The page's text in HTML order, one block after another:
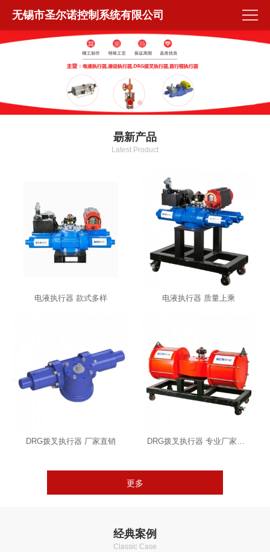
无锡市圣尔诺控制系统有限公司
朂新产品
Latest Product
电液执行器 款式多样 电液执行器 质量上乘
DRG拨叉执行器 厂家直销 DRG拨叉执行器 专业厂家直销
更多
经典案例
Classic Case